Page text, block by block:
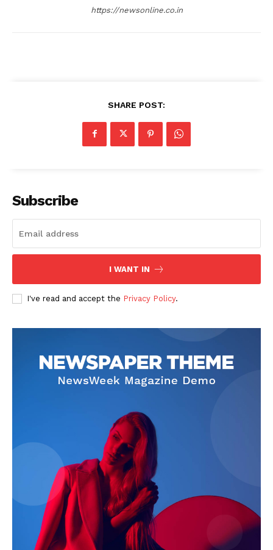
https://newsonline.co.in
SHARE POST:
Subscribe
I WANT IN
I've read and accept the Privacy Policy.